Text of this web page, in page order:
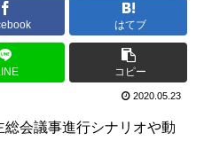
はてブ
コピー
2020.05.23
会議事進行シナリオや動